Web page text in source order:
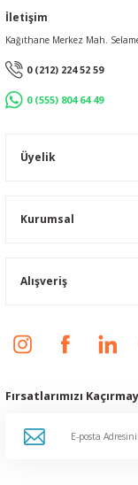
İletişim
Kağıthane Merkez Mah.
0 (212) 224 52 59
0 (555) 804 64 49
Üyelik
Kurumsal
Alışveriş
Fırsatlarımızı